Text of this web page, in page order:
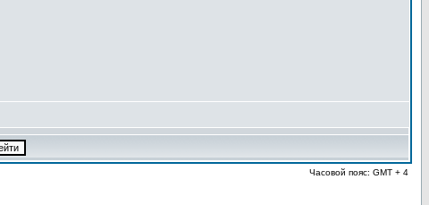
Часовой пояс: GMT + 4